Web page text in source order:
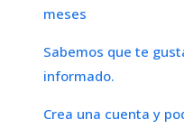
meses
Sabemos que te
informado.
Crea una cuenta y